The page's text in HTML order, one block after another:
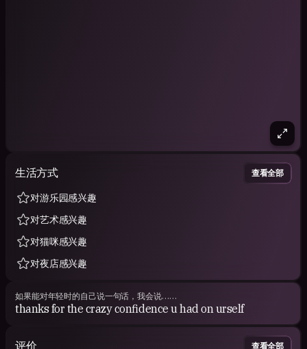
生活方式 查看全部
对游乐园感兴趣
对艺术感兴趣
对猫咪感兴趣
对夜店感兴趣
如果能对年轻时的自己说一句话，我会说……
thanks for the crazy confidence u had on urself
评价 查看全部